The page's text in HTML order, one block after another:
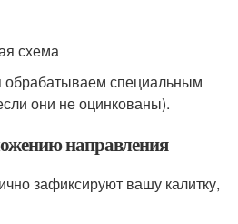
схема
обрабатываем специальным
они не оцинкованы).
направления
зафиксируют вашу калитку,